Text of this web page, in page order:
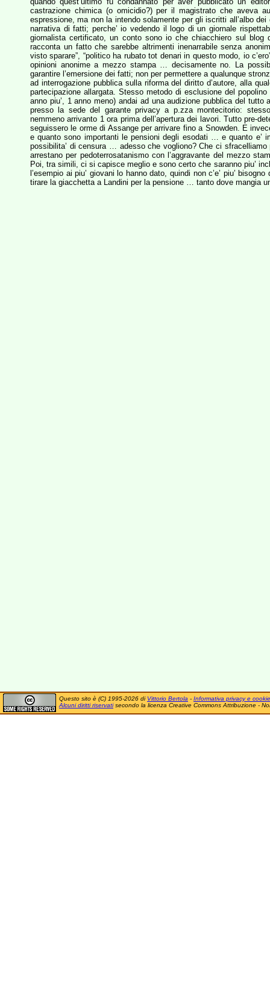
castrazione chimica (o omicidio?) per il magistrato che aveva
espressione, ma non la intendo solamente per gli iscritti all’albo
narrativa di fatti; perche’ io vedendo il logo di un giornale
giornalista certificato, un conto sono io che chiacchiero sul blog
racconta un fatto che sarebbe altrimenti inenarrabile senza
visto sparare”, “politico ha rubato tot denari in questo modo, io
opinioni anonime a mezzo stampa … decisamente no. La
garantire l’emersione dei fatti; non per permettere a qualunque
ad interrogazione pubblica sulla riforma del diritto d’autore, alla
partecipazione allargata. Stesso metodo di esclusione del
anno piu’, 1 anno meno) andai ad una audizione pubblica del
presso la sede del garante privacy a p.zza montecitorio:
nemmeno arrivanto 1 ora prima dell’apertura dei lavori. Tutto pre-
seguissero le orme di Assange per arrivare fino a Snowden. E
e quanto sono importanti le pensioni degli esodati … e quanto e’
possibilita’ di censura … adesso che vogliono? Che ci
arrestano per pedoterrosatanismo con l’aggravante del mezzo
Poi, tra simili, ci si capisce meglio e sono certo che saranno piu’
l’esempio ai piu’ giovani lo hanno dato, quindi non c’e’ piu’
tirare la giacchetta a Landini per la pensione … tanto dove mangia
Questo sito è (C) 1995-2026 di Vittorio Bertola - Informativa privacy e cookie
Alcuni diritti riservatisecondo la licenza Creative Commons Attribuzione -